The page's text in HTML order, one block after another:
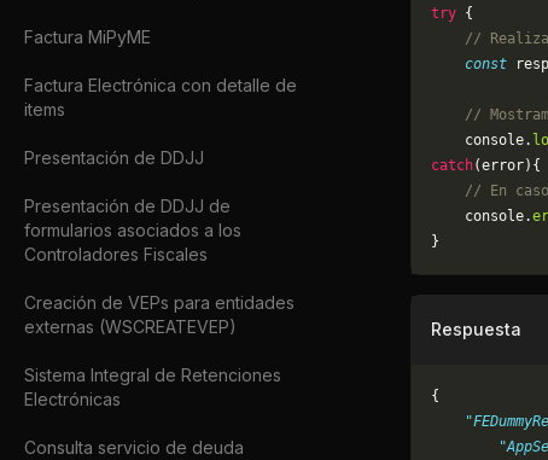
Factura MiPyME
Factura Electrónica con detalle de
items
Presentación de DDJJ
Presentación de DDJJ de
formularios asociados a los
Controladores Fiscales
Creación de VEPs para entidades
externas (WSCREATEVEP)
Sistema Integral de Retenciones
Electrónicas
Consulta servicio de deuda
try {
//
    const
//
    console.
catch(error){
// En
	console.
}
Respuesta
{